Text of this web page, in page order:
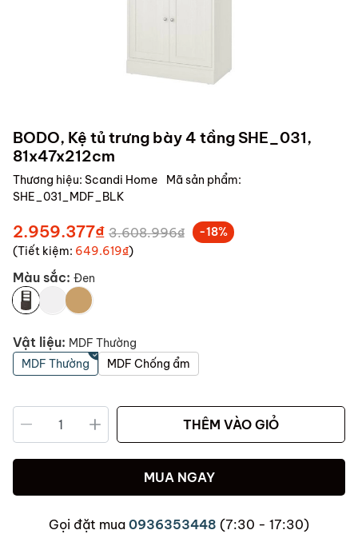
BODO, Kệ tủ trưng bày 4 tầng SHE_031,
81x47x212cm
Thương hiệu: Scandi Home
Mã sản phẩm:
SHE_031_MDF_BLK
2.959.377₫ 3.608.996₫
-18%
(Tiết kiệm: 649.619₫)
Màu sắc: Đen
Vật liệu: MDF Thường
MDF Thường
MDF Chống ẩm
THÊM VÀO GIỎ
MUA NGAY
Gọi đặt mua 0936353448 (7:30 - 17:30)